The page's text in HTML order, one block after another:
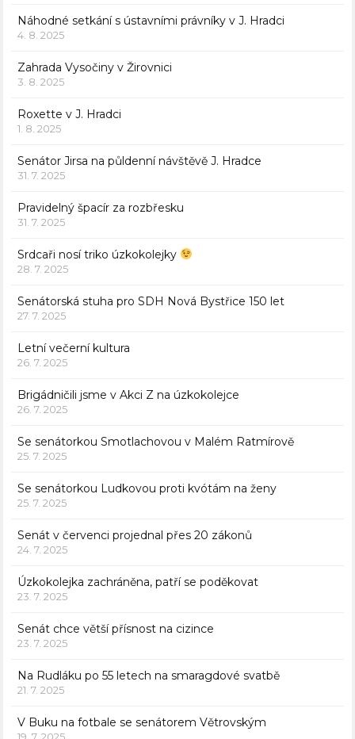
Náhodné setkání s ústavními právníky v J. Hradci
4. 8. 2025
Zahrada Vysočiny v Žirovnici
3. 8. 2025
Roxette v J. Hradci
1. 8. 2025
Senátor Jirsa na půldenní návštěvě J. Hradce
31. 7. 2025
Pravidelný špacír za rozbřesku
31. 7. 2025
Srdcaři nosí triko úzkokolejky
28. 7. 2025
Senátorská stuha pro SDH Nová Bystřice 150 let
27. 7. 2025
Letní večerní kultura
26. 7. 2025
Brigádničili jsme v Akci Z na úzkokolejce
26. 7. 2025
Se senátorkou Smotlachovou v Malém Ratmírově
25. 7. 2025
Se senátorkou Ludkovou proti kvótám na ženy
25. 7. 2025
Senát v červenci projednal přes 20 zákonů
24. 7. 2025
Úzkokolejka zachráněna, patří se poděkovat
23. 7. 2025
Senát chce větší přísnost na cizince
23. 7. 2025
Na Rudláku po 55 letech na smaragdové svatbě
21. 7. 2025
V Buku na fotbale se senátorem Větrovským
19. 7. 2025